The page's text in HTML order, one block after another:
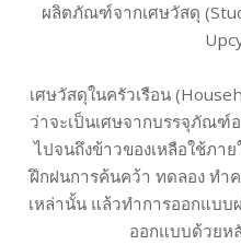
ผลิตภัณฑ์จากเศษวัสดุ
เศษวัสดุในครัวเรือน
ว่าจะเป็นเศษจากบรรจุภัณฑ์
ไปจนถึงข้าวของเหลือใช้ภา
ฝึกฝนการค้นคว้า ทดลอง ทำ
เหล่านั้น แล้วทำการออกแบ
ออกแบบด้วยห